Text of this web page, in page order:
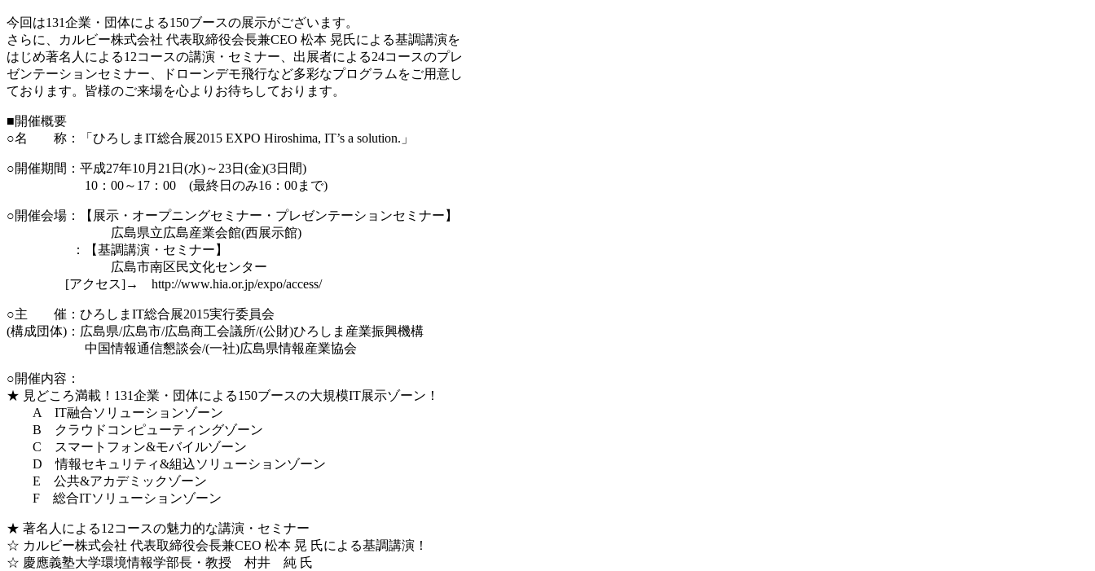
今回は131企業・団体による150ブースの展示がございます。
さらに、カルビー株式会社 代表取締役会長兼CEO 松本 晃氏による基調講演を
はじめ著名人による12コースの講演・セミナー、出展者による24コースのプレ
ゼンテーションセミナー、ドローンデモ飛行など多彩なプログラムをご用意し
ております。皆様のご来場を心よりお待ちしております。
■開催概要
○名 称：「ひろしまIT総合展2015 EXPO Hiroshima, IT’s a solution.」
○開催期間：平成27年10月21日(水)～23日(金)(3日間)
10：00～17：00 (最終日のみ16：00まで)
○開催会場：【展示・オープニングセミナー・プレゼンテーションセミナー】
広島県立広島産業会館(西展示館)
：【基調講演・セミナー】
広島市南区民文化センター
[アクセス]→ http://www.hia.or.jp/expo/access/
○主 催：ひろしまIT総合展2015実行委員会
(構成団体)：広島県/広島市/広島商工会議所/(公財)ひろしま産業振興機構
中国情報通信懇談会/(一社)広島県情報産業協会
○開催内容：
★ 見どころ満載！131企業・団体による150ブースの大規模IT展示ゾーン！
A IT融合ソリューションゾーン
B クラウドコンピューティングゾーン
C スマートフォン&モバイルゾーン
D 情報セキュリティ&組込ソリューションゾーン
E 公共&アカデミックゾーン
F 総合ITソリューションゾーン
★ 著名人による12コースの魅力的な講演・セミナー
☆ カルビー株式会社 代表取締役会長兼CEO 松本 晃 氏による基調講演！
☆ 慶應義塾大学環境情報学部長・教授 村井 純 氏